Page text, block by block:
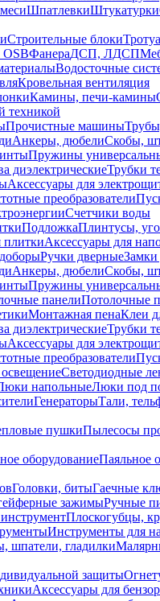
ШпатлевкиШтукатурки
Строительные блоки
ФанераДСП, ЛДСП
Водосточные
Кровельная вентиляция
Камины, печи-камины
техникой
Прочистные машины
Анкеры, дюбелиСкобы,
Пружины
диэлектрическиеТрубки
Аксессуары для
преобразователи
Счетчики воды
ПодложкаПлинтусы,
Аксессуары для
Ручки дверные
Анкеры, дюбелиСкобы,
Пружины
панелиПотолочные
Монтажная пенаКлеи
диэлектрическиеТрубки
Аксессуары для
преобразователи
Светодиодные
напольныеЛюки под
ГенераторыТали,
пушкиПылесосы
оборудованиеПаяльное
Головки, битыГаечные
зажимыРучные
Плоскогубцы,
Инструменты для
шпатели, гладилки
защиты
Аксессуары для